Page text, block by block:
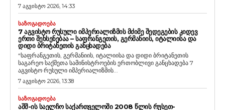
7 აგვისტო 2026, 14:33
ᲡᲐᲖᲝᲒᲐᲓᲝᲔᲑᲐ
7 ᲐᲒᲕᲘᲡᲢᲝ ᲠᲣᲡᲣᲚᲘ ᲘᲛᲞᲔᲠᲘᲐᲚᲘᲖᲛᲘᲡ ᲛᲫᲘᲛᲔ ᲨᲔᲓᲔᲒᲔᲑᲘᲡ ᲙᲘᲓᲔᲕ
ᲔᲠᲗᲘ ᲨᲔᲮᲡᲔᲜᲔᲑᲐᲐ – ᲡᲐᲤᲠᲐᲜᲒᲔᲗᲘᲡ, ᲒᲔᲠᲛᲐᲜᲘᲘᲡ, ᲘᲢᲐᲚᲘᲘᲡᲐ ᲓᲐ
ᲓᲘᲓᲘ ᲑᲠᲘᲢᲐᲜᲔᲗᲘᲡ ᲒᲐᲜᲪᲮᲐᲓᲔᲑᲐ
“საფრანგეთის, გერმანიის, იტალიისა და დიდი ბრიტანეთის
საგარეო საქმეთა სამინისტროების ერთობლივი განცხადება 7
აგვისტო რუსული იმპერიალიზმის...
7 აგვისტო 2026, 13:38
ᲡᲐᲖᲝᲒᲐᲓᲝᲔᲑᲐ
ᲐᲨᲨ-ᲘᲡ ᲡᲐᲔᲚᲩᲝ ᲡᲐᲥᲐᲠᲗᲕᲔᲚᲝᲨᲘ 2008 ᲬᲚᲘᲡ ᲠᲣᲡᲔᲗ-